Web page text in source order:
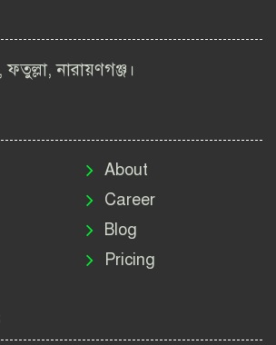
২০২৬ | BIWTA Job Circular
মাদকদ্রব্য নিয়ন্ত্রণ অধিদপ্তর
নিয়োগ বিজ্ঞপ্তি ২০২৬ | DNC
Job Circular 2026
পাসপোর্ট করতে কি কি লাগে
২০২৬ | ই-পাসপোর্ট আবেদন ও
ফতুল্লা, নারায়ণগঞ্জ।
About
Career
Blog
Pricing